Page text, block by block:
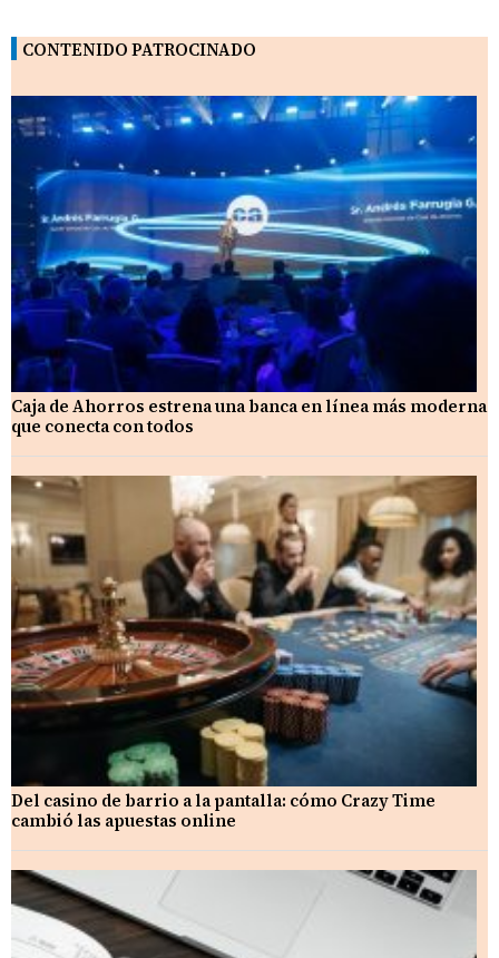
CONTENIDO PATROCINADO
Caja de Ahorros estrena una banca en línea más moderna
que conecta con todos
Del casino de barrio a la pantalla: cómo Crazy Time
cambió las apuestas online